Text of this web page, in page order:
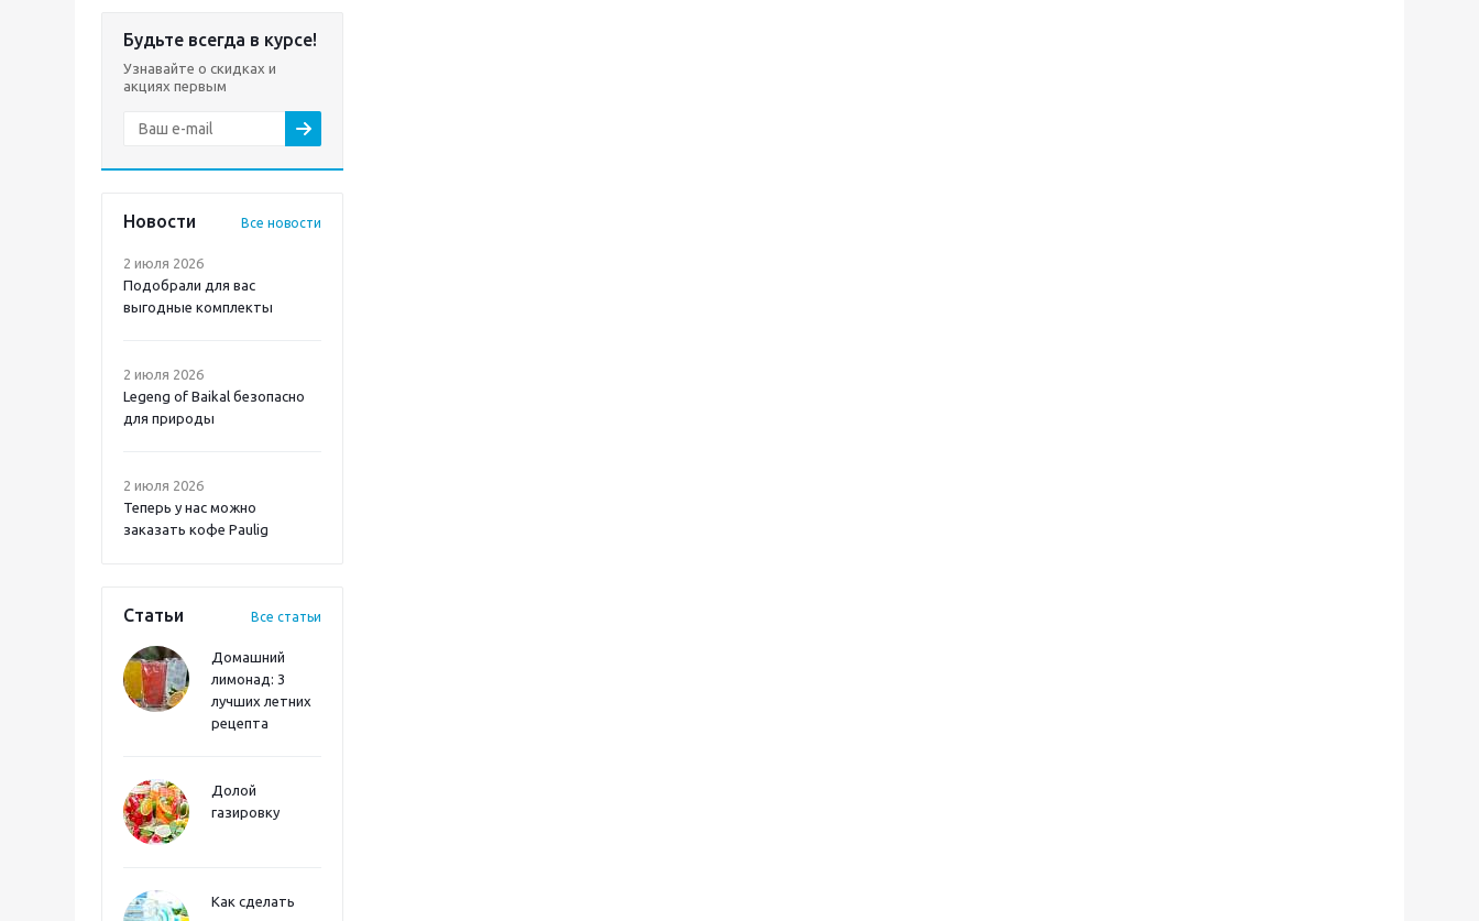
Будьте всегда в курсе!
Узнавайте о скидках и
акциях первым
Новости Все новости
2 июля 2026
Подобрали для вас
выгодные комплекты
2 июля 2026
Legeng of Baikal безопасно
для природы
2 июля 2026
Теперь у нас можно
заказать кофе Paulig
Статьи Все статьи
Домашний
лимонад: 3
лучших летних
рецепта
Долой
газировку
Как сделать